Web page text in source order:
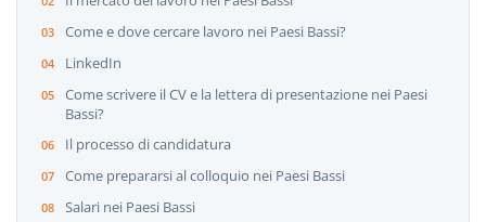
Come e dove cercare lavoro nei Paesi Bassi?
LinkedIn
Come scrivere il CV e la lettera di presentazione nei Paesi
Bassi?
Il processo di candidatura
Come prepararsi al colloquio nei Paesi Bassi
Salari nei Paesi Bassi